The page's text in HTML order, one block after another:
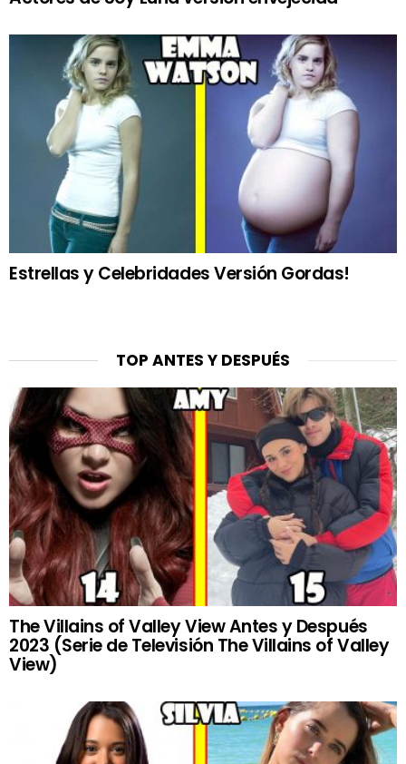
Estrellas y Celebridades Versión Gordas!
TOP ANTES Y DESPUÉS
The Villains of Valley View Antes y Después
2023 (Serie de Televisión The Villains of Valley
View)